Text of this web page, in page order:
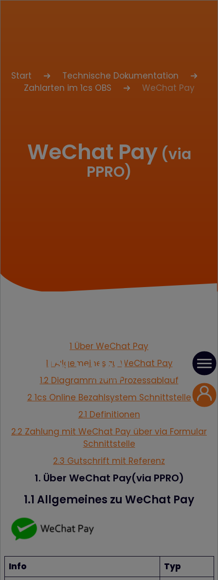
Start
Technische Dokumentation
Zahlarten im 1cs OBS
WeChat Pay
WeChat Pay(via
PPRO)
1 Über WeChat Pay
1.1 Allgemeines zu WeChat Pay
1.2 Diagramm zum Prozessablauf
2 1cs Online Bezahlsystem Schnittstelle
2.1 Definitionen
2.2 Zahlung mit WeChat Pay über via Formular
Schnittstelle
2.3 Gutschrift mit Referenz
1. Über WeChat Pay(via PPRO)
1.1 Allgemeines zu WeChat Pay
Info
Typ